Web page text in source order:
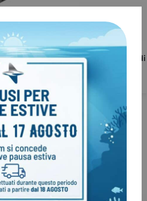
DIGI2 Console
acquistato